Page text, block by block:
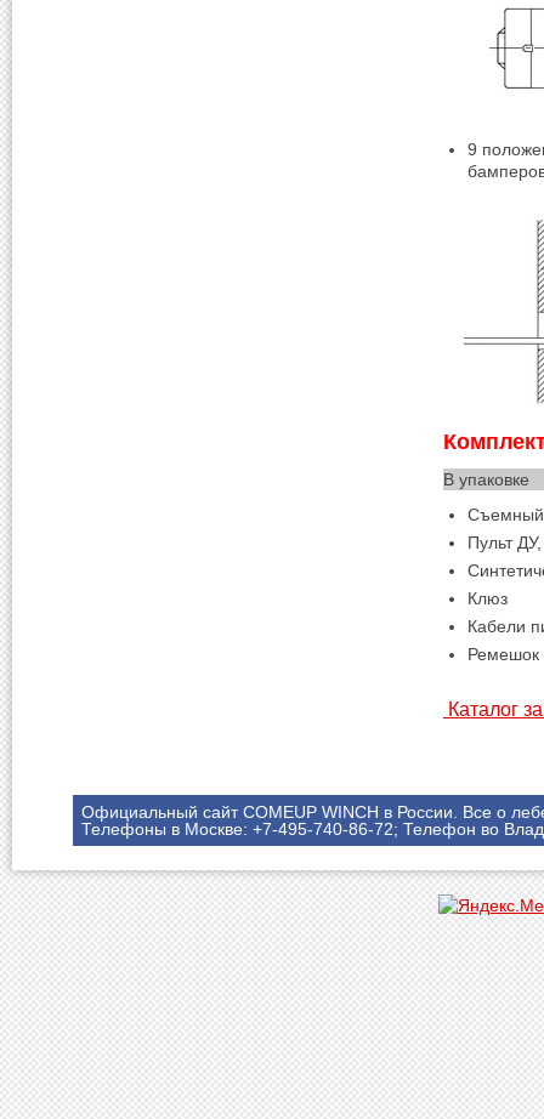
9
В упаковке
Съемный
Пульт
Клюз
Кабели
Ремешок
Каталог
Официальный сайт COMEUP WINCH в России. Все о
Телефоны в Москве: +7-495-740-86-72; Телефон во